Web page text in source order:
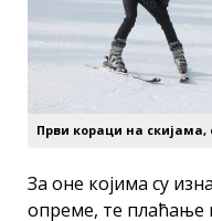
Први кораци на скијама,
За оне којима су
опреме, те плаћање